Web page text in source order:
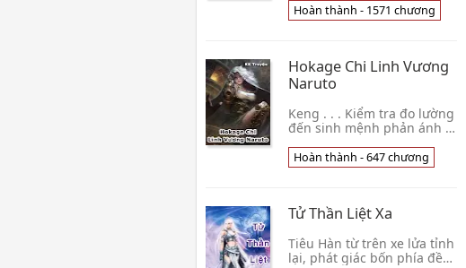
đại đô thị, dùng Bạn Độc
Tiểu Thư Đồng cùng với Nữ
trường đại học, bắt đầu hư
Hoàn thành - 1571 chương
Hokage Chi Linh Vương
Naruto
Keng . . . Kiểm tra đo lường
đến sinh mệnh phản ánh . .
lường . . . Kiểm tra đo
lường thành công . . . Phù
Keng . . . Dung h
Hoàn thành - 647 chương
Tử Thần Liệt Xa
Tiêu Hàn từ trên xe lửa tỉnh
lại, phát giác bốn phía đều